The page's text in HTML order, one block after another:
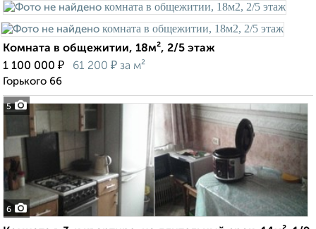
5
Комната в общежитии, 18м², 2/5 этаж
1 100 000 ₽ 61 200 ₽ за м²
Горького 66
6